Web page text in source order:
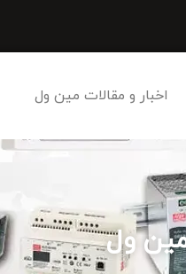
اخبار و مقالات مین ول
مین ول